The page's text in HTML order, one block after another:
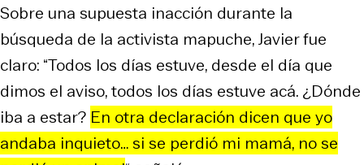
Sobre una supuesta inacción durante la
búsqueda de la activista mapuche, Javier fue
claro: “Todos los días estuve, desde el día que
dimos el aviso, todos los días estuve acá. ¿Dónde
iba a estar? En otra declaración dicen que yo
andaba inquieto… si se perdió mi mamá, no se